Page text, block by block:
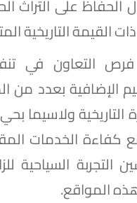
الحفاظ على التراث
القيمة التاريخية
التعاون في
الإضافية بعدد من
ولاسيما بحي
كفاءة الخدمات
السياحية
المواقع.